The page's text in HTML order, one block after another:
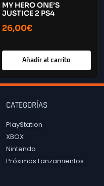
MY HERO ONE’S
JUSTICE 2 PS4
26,00€
Añadir al carrito
CATEGORÍAS
PlayStation
XBOX
Nintendo
Próximos Lanzamientos